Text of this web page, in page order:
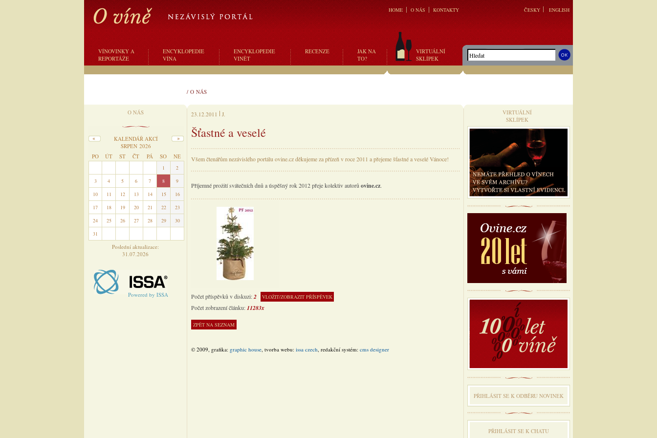
HOME O NÁS KONTAKTY ČESKY ENGLISH
VÍNOVINKY A
REPORTÁŽE
ENCYKLOPEDIE
VÍNA
ENCYKLOPEDIE
VINĚT
RECENZE
JAK NA
TO?
VIRTUÁLNÍ
SKLÍPEK
/ O NÁS
O NÁS
KALENDÁŘ AKCÍ
SRPEN 2026
PO
ÚT ST ČT PÁ SO NE
1
2
3
4 5 6 7 8
9
10
11 12 13 14 15
16
17
18 19 20 21 22
23
24
25 26 27 28 29
30
31
Poslední aktualizace:
31.07.2026
Powered by ISSA
23.12.2011 J.
Šťastné a veselé
Všem čtenářům nezávislého portálu ovine.cz děkujeme za přízeň v roce 2011 a přejeme šťastné a veselé Vánoce!
Příjemné prožití svátečních dnů a úspěšný rok 2012 přeje kolektiv autorů ovine.cz.
Počet příspěvků v diskuzi:2 VLOŽIT/ZOBRAZIT PŘÍSPĚVEK
Počet zobrazení článku:11283x
© 2009, grafika: graphic house, tvorba webu: issa czech, redakční systém: cms designer
VIRTUÁLNÍ
SKLÍPEK
PŘIHLÁSIT SE K ODBĔRU NOVINEK
PŘIHLÁSIT SE K CHATU